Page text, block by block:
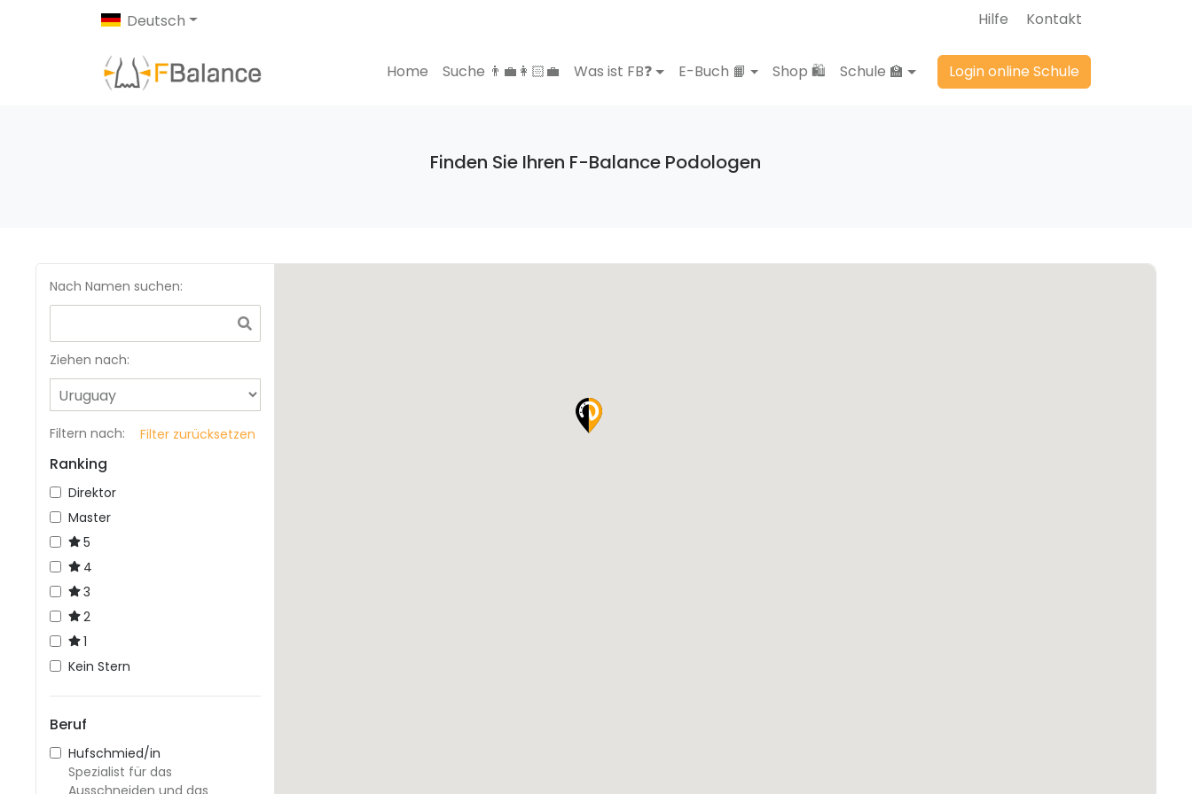
Deutsch Hilfe Kontakt
Home Suche 👨‍💼👩🏻‍💼 Was ist FB❓ E-Buch 📙 Shop 🛍️ Schule 🏫 Login online Schule
Finden Sie Ihren F-Balance Podologen
Nach Namen suchen:
Ziehen nach:
Filtern nach: Filter zurücksetzen
Ranking
Direktor
Master
5
4
3
2
1
Kein Stern
Beruf
Hufschmied/in
Spezialist für das
Ausschneiden und das